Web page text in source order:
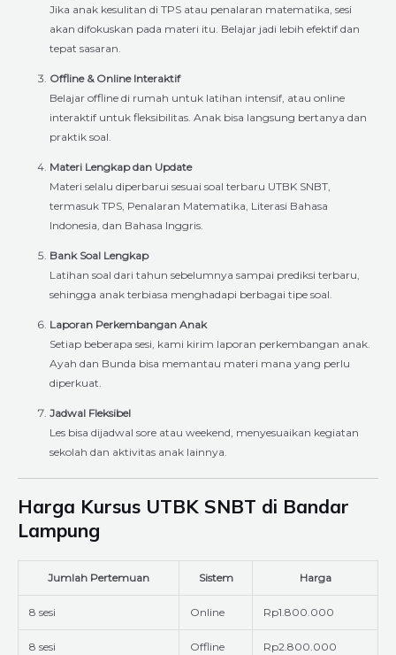
Jika anak kesulitan di TPS atau penalaran matematika, sesi
akan difokuskan pada materi itu. Belajar jadi lebih efektif dan
tepat sasaran.
Offline & Online Interaktif
Belajar offline di rumah untuk latihan intensif, atau online
interaktif untuk fleksibilitas. Anak bisa langsung bertanya dan
praktik soal.
Materi Lengkap dan Update
Materi selalu diperbarui sesuai soal terbaru UTBK SNBT,
termasuk TPS, Penalaran Matematika, Literasi Bahasa
Indonesia, dan Bahasa Inggris.
Bank Soal Lengkap
Latihan soal dari tahun sebelumnya sampai prediksi terbaru,
sehingga anak terbiasa menghadapi berbagai tipe soal.
Laporan Perkembangan Anak
Setiap beberapa sesi, kami kirim laporan perkembangan anak.
Ayah dan Bunda bisa memantau materi mana yang perlu
diperkuat.
Jadwal Fleksibel
Les bisa dijadwal sore atau weekend, menyesuaikan kegiatan
sekolah dan aktivitas anak lainnya.
Harga Kursus UTBK SNBT di Bandar
Lampung
Jumlah Pertemuan Sistem Harga
8 sesi Online Rp1.800.000
8 sesi Offline Rp2.800.000